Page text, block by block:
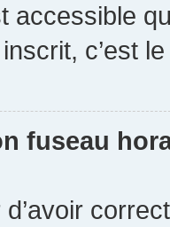
accessible
c’est
fuseau